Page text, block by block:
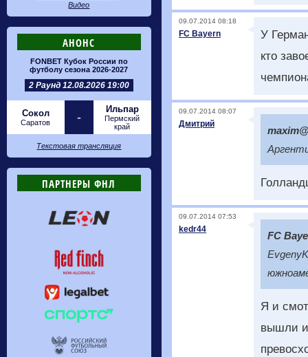
Видео
АНОНС
FONBET Кубок России по
футболу сезона 2026-2027
2 Раунд 12.08.2026 19:00
Сокол
Саратов -
Ильпар
Пермский
край
Текстовая трансляция
ПАРТНЕРЫ ФНЛ
09.07.2014 08:18
FC Bayern
У
кто
09.07.2014 08:07
Дмитрий
09.07.2014 07:53
kedr44
FC
Я и
вышли